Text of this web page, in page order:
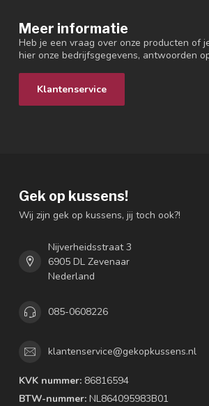
Meer informatie
Heb je een vraag over onze producten of
hier onze bedrijfsgegevens, antwoorden
Klantenservice
Gek op kussens!
Wij zijn gek op kussens, jij toch ook?!
Nijverheidsstraat 3
6905 DL Zevenaar
Nederland
085-0608226
klantenservice@gekopkussens.nl
KVK nummer: 86816594
BTW-nummer: NL864095983B01